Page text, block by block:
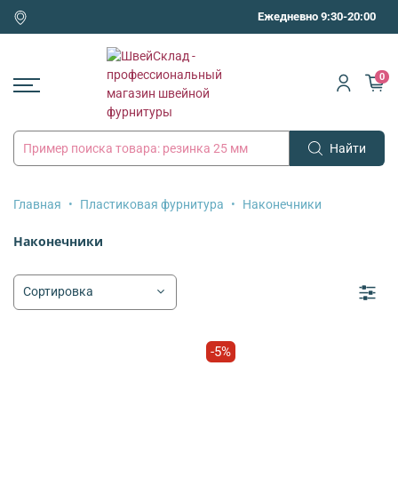
Ежедневно 9:30-20:00
Найти
0
Главная Пластиковая фурнитура Наконечники
Наконечники
-5%